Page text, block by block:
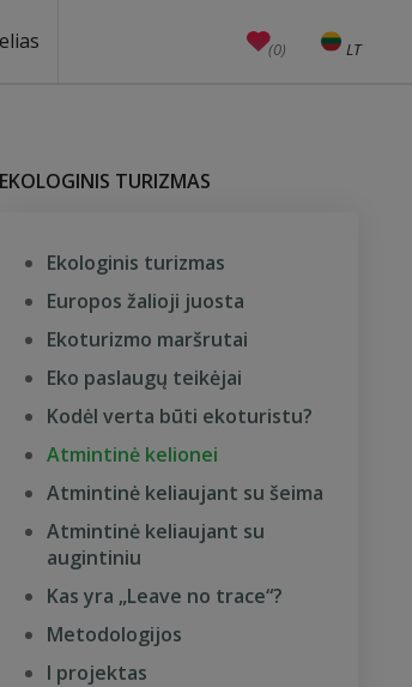
(0) LT
EN
EKOLOGINIS TURIZMAS
Ekologinis turizmas
Europos žalioji juosta
Ekoturizmo maršrutai
Eko paslaugų teikėjai
Kodėl verta būti ekoturistu?
Atmintinė kelionei
Atmintinė keliaujant su šeima
Atmintinė keliaujant su
augintiniu
Kas yra „Leave no trace“?
Metodologijos
I projektas